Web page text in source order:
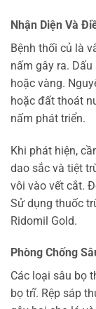
Nhận Diện Và
Bệnh thối củ là
nấm gây ra.
hoặc vàng.
hoặc đất thoát
nấm phát triển.
Khi phát hiện,
dao sắc và tiệt
vôi vào vết cắt.
Sử dụng thuốc
Ridomil Gold.
Phòng Chống
Các loại sâu bọ
bọ trĩ. Rệp sáp